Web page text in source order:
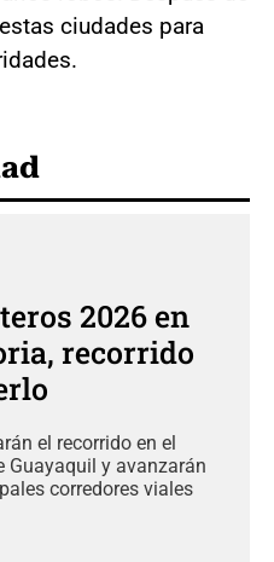
ciudades para
2026 en
recorrido
el recorrido en el
Guayaquil y avanzarán
corredores viales